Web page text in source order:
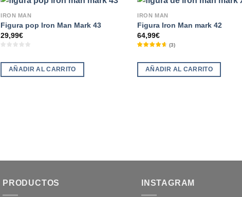
IRON MAN
Figura pop Iron Man Mark 43
29,99€
AÑADIR AL CARRITO
IRON MAN
Figura Iron Man mark 42
64,99€
(3)
AÑADIR AL CARRITO
PRODUCTOS INSTAGRAM